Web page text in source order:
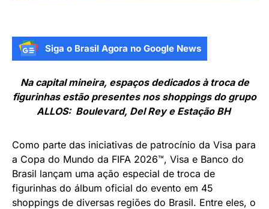
Siga o Brasil Agora no Google News
Na capital mineira, espaços dedicados à troca de
figurinhas estão presentes nos shoppings do grupo
ALLOS: Boulevard, Del Rey e Estação BH
Como parte das iniciativas de patrocínio da Visa para
a Copa do Mundo da FIFA 2026™, Visa e Banco do
Brasil lançam uma ação especial de troca de
figurinhas do álbum oficial do evento em 45
shoppings de diversas regiões do Brasil. Entre eles, o